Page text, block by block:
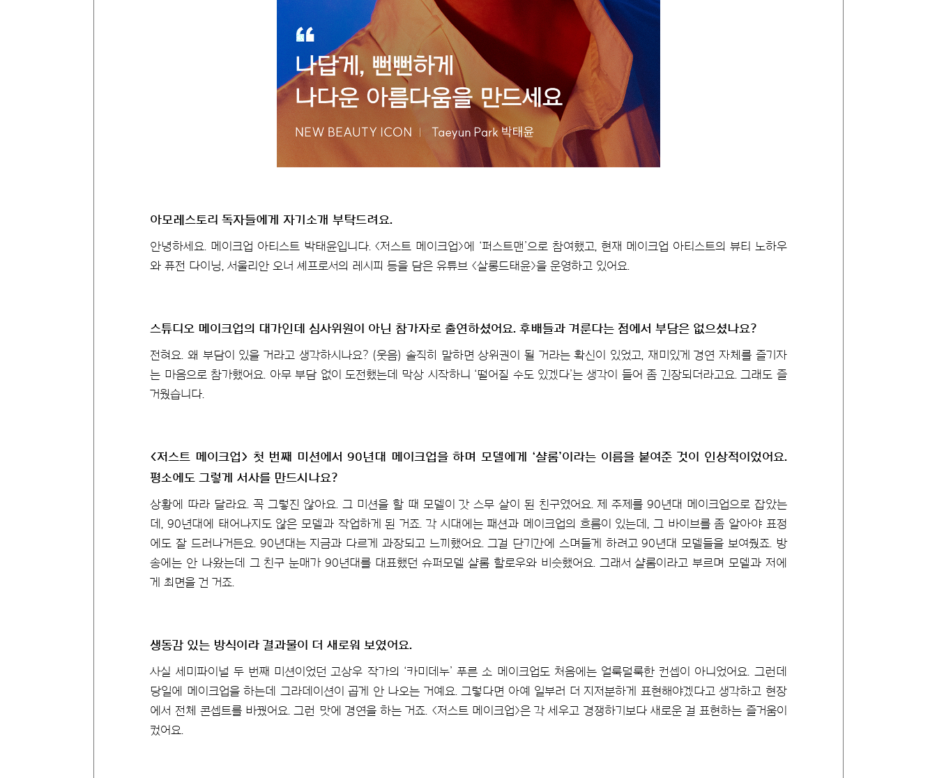
아모레스토리 독자들에게 자기소개 부탁드려요.
안녕하세요. 메이크업 아티스트 박태윤입니다. <저스트 메이크업>에 ‘퍼스트맨’으로 참여했고, 현재 메이크업 아티스트의 뷰티 노하우
와 퓨전 다이닝, 서울리안 오너 셰프로서의 레시피 등을 담은 유튜브 <살롱드태윤>을 운영하고 있어요.
스튜디오 메이크업의 대가인데 심사위원이 아닌 참가자로 출연하셨어요. 후배들과 겨룬다는 점에서 부담은 없으셨나요?
전혀요. 왜 부담이 있을 거라고 생각하시나요? (웃음) 솔직히 말하면 상위권이 될 거라는 확신이 있었고, 재미있게 경연 자체를 즐기자
는 마음으로 참가했어요. 아무 부담 없이 도전했는데 막상 시작하니 ‘떨어질 수도 있겠다’는 생각이 들어 좀 긴장되더라고요. 그래도 즐
거웠습니다.
<저스트 메이크업> 첫 번째 미션에서 90년대 메이크업을 하며 모델에게 ‘샬롬’이라는 이름을 붙여준 것이 인상적이었어요.
평소에도 그렇게 서사를 만드시나요?
상황에 따라 달라요. 꼭 그렇진 않아요. 그 미션을 할 때 모델이 갓 스무 살이 된 친구였어요. 제 주제를 90년대 메이크업으로 잡았는
데, 90년대에 태어나지도 않은 모델과 작업하게 된 거죠. 각 시대에는 패션과 메이크업의 흐름이 있는데, 그 바이브를 좀 알아야 표정
에도 잘 드러나거든요. 90년대는 지금과 다르게 과장되고 느끼했어요. 그걸 단기간에 스며들게 하려고 90년대 모델들을 보여줬죠. 방
송에는 안 나왔는데 그 친구 눈매가 90년대를 대표했던 슈퍼모델 샬롬 할로우와 비슷했어요. 그래서 샬롬이라고 부르며 모델과 저에
게 최면을 건 거죠.
생동감 있는 방식이라 결과물이 더 새로워 보였어요.
사실 세미파이널 두 번째 미션이었던 고상우 작가의 ‘카미데누’ 푸른 소 메이크업도 처음에는 얼룩덜룩한 컨셉이 아니었어요. 그런데
당일에 메이크업을 하는데 그라데이션이 곱게 안 나오는 거예요. 그렇다면 아예 일부러 더 지저분하게 표현해야겠다고 생각하고 현장
에서 전체 콘셉트를 바꿨어요. 그런 맛에 경연을 하는 거죠. <저스트 메이크업>은 각 세우고 경쟁하기보다 새로운 걸 표현하는 즐거움이
컸어요.